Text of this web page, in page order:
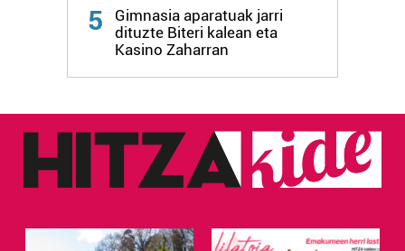
fitxategiak erabiltzen ditu. Zure esperientzia eta
zerbitzuak hobetzeko asmoz, cookie teknologiaz
irakurri
5
Gimnasia aparatuak jarri
dituzte Biteri kalean eta
Kasino Zaharran